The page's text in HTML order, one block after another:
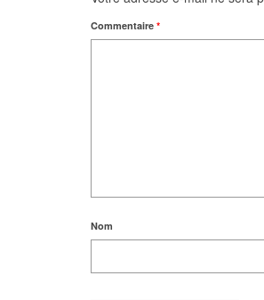
Commentaire *
Nom